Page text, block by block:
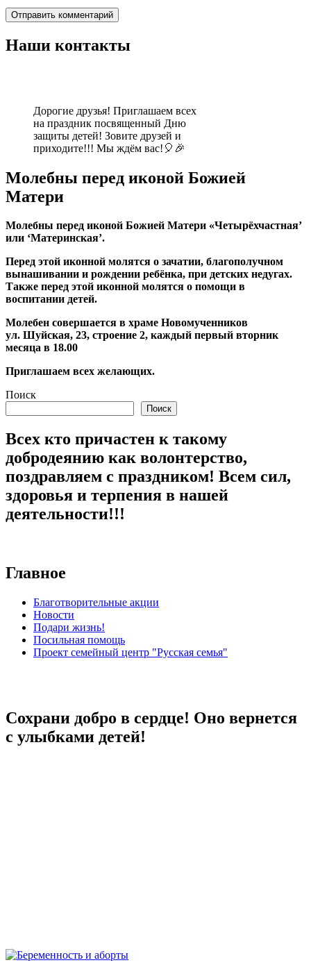
Наши контакты
Дорогие друзья! Приглашаем всех
на праздник посвященный Дню
защиты детей! Зовите друзей и
приходите!!! Мы ждём вас!🎈🎉
Молебны перед иконой Божией
Матери
Молебны перед иконой Божией Матери «Четырёхчастная’
или ‘Материнская’.
Перед этой иконной молятся о зачатии, благополучном
вынашивании и рождении ребёнка, при детских недугах.
Также перед этой иконной молятся о помощи в
воспитании детей.
Молебен совершается в храме Новомученников
ул. Шуйская, 23, строение 2, каждый первый вторник
месяца в 18.00
Приглашаем всех желающих.
Поиск
Поиск
Всех кто причастен к такому
добродеянию как волонтерство,
поздравляем с праздником! Всем сил,
здоровья и терпения в нашей
деятельности!!!
Главное
Благотворительные акции
Новости
Подари жизнь!
Посильная помощь
Проект семейный центр "Русская семья"
Сохрани добро в сердце! Оно вернется
с улыбками детей!